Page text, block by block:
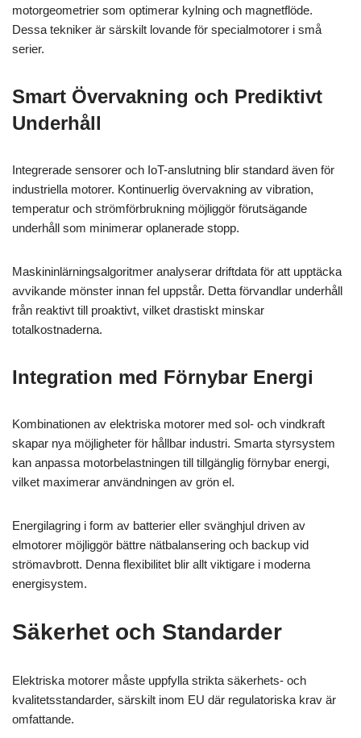
motorgeometrier som optimerar kylning och magnetflöde.
Dessa tekniker är särskilt lovande för specialmotorer i små
serier.
Smart Övervakning och Prediktivt
Underhåll
Integrerade sensorer och IoT-anslutning blir standard även för
industriella motorer. Kontinuerlig övervakning av vibration,
temperatur och strömförbrukning möjliggör förutsägande
underhåll som minimerar oplanerade stopp.
Maskininlärningsalgoritmer analyserar driftdata för att upptäcka
avvikande mönster innan fel uppstår. Detta förvandlar underhåll
från reaktivt till proaktivt, vilket drastiskt minskar
totalkostnaderna.
Integration med Förnybar Energi
Kombinationen av elektriska motorer med sol- och vindkraft
skapar nya möjligheter för hållbar industri. Smarta styrsystem
kan anpassa motorbelastningen till tillgänglig förnybar energi,
vilket maximerar användningen av grön el.
Energilagring i form av batterier eller svänghjul driven av
elmotorer möjliggör bättre nätbalansering och backup vid
strömavbrott. Denna flexibilitet blir allt viktigare i moderna
energisystem.
Säkerhet och Standarder
Elektriska motorer måste uppfylla strikta säkerhets- och
kvalitetsstandarder, särskilt inom EU där regulatoriska krav är
omfattande.